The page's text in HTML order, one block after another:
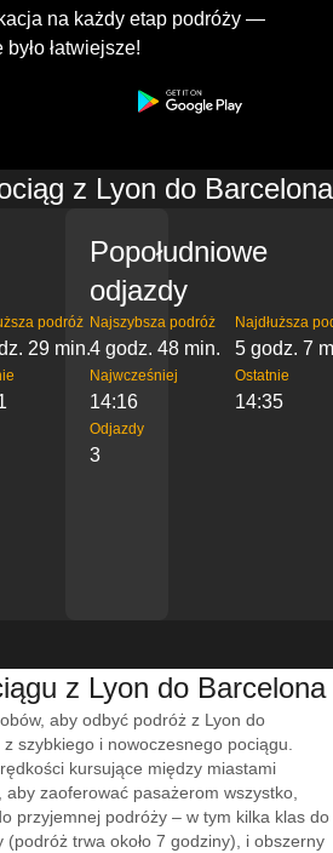
na każdy etap podróży —
łatwiejsze!
z Lyon do Barcelona
podróż
29 min.
Popołudniowe
odjazdy
Najszybsza podróż
4 godz. 48 min.
Najdłuższa
5 godz. 7
Najwcześniej
14:16
Ostatnie
14:35
Odjazdy
3
z Lyon do Barcelona
aby odbyć podróż z Lyon do
szybkiego i nowoczesnego pociągu.
kursujące między miastami
aby zaoferować pasażerom wszystko,
przyjemnej podróży – w tym kilka klas do
trwa około 7 godziny), i obszerny